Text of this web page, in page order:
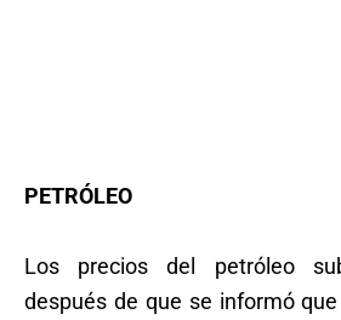
PETRÓLEO
Los precios del petróleo
después de que se informó